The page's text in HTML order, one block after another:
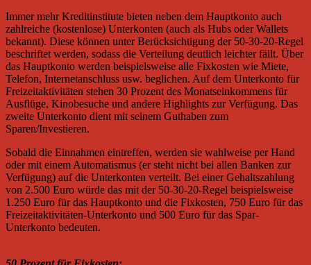
Immer mehr Kreditinstitute bieten neben dem Hauptkonto auch
zahlreiche (kostenlose) Unterkonten (auch als Hubs oder Wallets
bekannt). Diese können unter Berücksichtigung der 50-30-20-Regel
beschriftet werden, sodass die Verteilung deutlich leichter fällt. Über
das Hauptkonto werden beispielsweise alle Fixkosten wie Miete,
Telefon, Internetanschluss usw. beglichen. Auf dem Unterkonto für
Freizeitaktivitäten stehen 30 Prozent des Monatseinkommens für
Ausflüge, Kinobesuche und andere Highlights zur Verfügung. Das
zweite Unterkonto dient mit seinem Guthaben zum
Sparen/Investieren.
Sobald die Einnahmen eintreffen, werden sie wahlweise per Hand
oder mit einem Automatismus (er steht nicht bei allen Banken zur
Verfügung) auf die Unterkonten verteilt. Bei einer Gehaltszahlung
von 2.500 Euro würde das mit der 50-30-20-Regel beispielsweise
1.250 Euro für das Hauptkonto und die Fixkosten, 750 Euro für das
Freizeitaktivitäten-Unterkonto und 500 Euro für das Spar-
Unterkonto bedeuten.